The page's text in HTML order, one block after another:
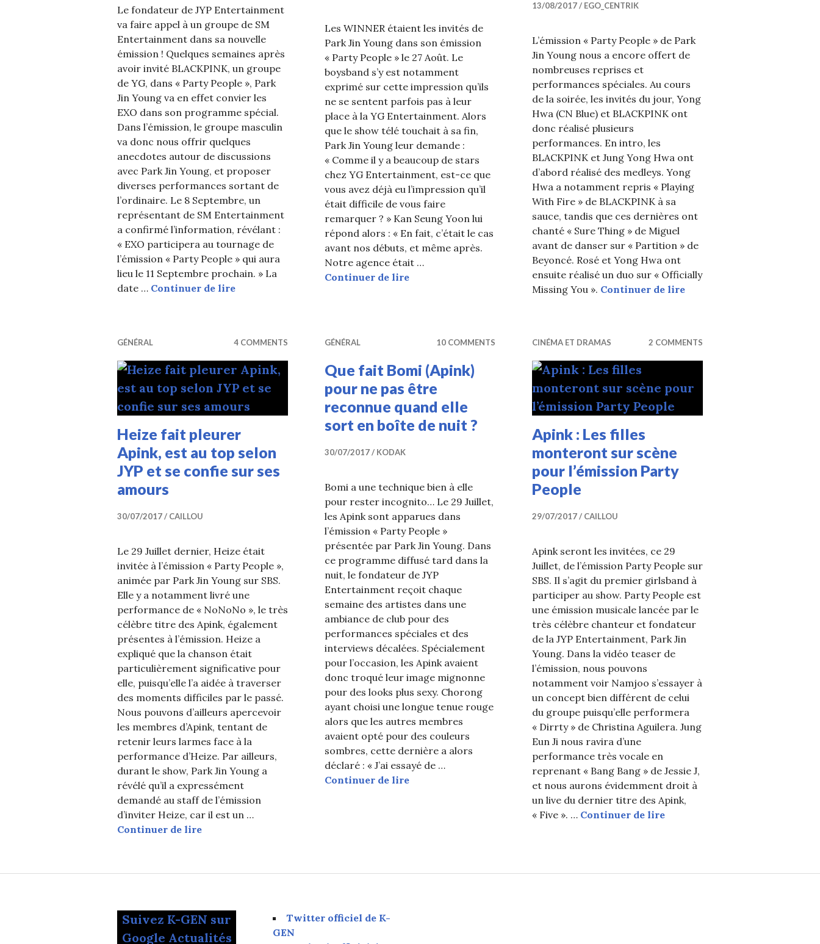
Le fondateur de JYP Entertainment
va faire appel à un groupe de SM
Entertainment dans sa nouvelle
émission ! Quelques semaines après
avoir invité BLACKPINK, un groupe
de YG, dans « Party People », Park
Jin Young va en effet convier les
EXO dans son programme spécial.
Dans l’émission, le groupe masculin
va donc nous offrir quelques
anecdotes autour de discussions
avec Park Jin Young, et proposer
diverses performances sortant de
l’ordinaire. Le 8 Septembre, un
représentant de SM Entertainment
a confirmé l’information, révélant :
« EXO participera au tournage de
l’émission « Party People » qui aura
lieu le 11 Septembre prochain. » La
date … Continuer de lireLes EXO vont rencontrer Park Jin Young dans « Party People »
Les WINNER étaient les invités de
Park Jin Young dans son émission
« Party People » le 27 Août. Le
boysband s’y est notamment
exprimé sur cette impression qu’ils
ne se sentent parfois pas à leur
place à la YG Entertainment. Alors
que le show télé touchait à sa fin,
Park Jin Young leur demande :
« Comme il y a beaucoup de stars
chez YG Entertainment, est-ce que
vous avez déjà eu l’impression qu’il
était difficile de vous faire
remarquer ? » Kan Seung Yoon lui
répond alors : « En fait, c’était le cas
avant nos débuts, et même après.
Notre agence était …
Continuer de lireWINNER : « Nous étions comme les vilains petits canards et c’était vraiment
13/08/2017 EGO_CENTRIK
L’émission « Party People » de Park
Jin Young nous a encore offert de
nombreuses reprises et
performances spéciales. Au cours
de la soirée, les invités du jour, Yong
Hwa (CN Blue) et BLACKPINK ont
donc réalisé plusieurs
performances. En intro, les
BLACKPINK et Jung Yong Hwa ont
d’abord réalisé des medleys. Yong
Hwa a notamment repris « Playing
With Fire » de BLACKPINK à sa
sauce, tandis que ces dernières ont
chanté « Sure Thing » de Miguel
avant de danser sur « Partition » de
Beyoncé. Rosé et Yong Hwa ont
ensuite réalisé un duo sur « Officially
Missing You ». Continuer de lireParty People :
GÉNÉRAL 4 COMMENTS
Heize fait pleurer
Apink, est au top selon
JYP et se confie sur ses
amours
30/07/2017 CAILLOU
Le 29 Juillet dernier, Heize était
invitée à l’émission « Party People »,
animée par Park Jin Young sur SBS.
Elle y a notamment livré une
performance de « NoNoNo », le très
célèbre titre des Apink, également
présentes à l’émission. Heize a
expliqué que la chanson était
particulièrement significative pour
elle, puisqu’elle l’a aidée à traverser
des moments difficiles par le passé.
Nous pouvons d’ailleurs apercevoir
les membres d’Apink, tentant de
retenir leurs larmes face à la
performance d’Heize. Par ailleurs,
durant le show, Park Jin Young a
révélé qu’il a expressément
demandé au staff de l’émission
d’inviter Heize, car il est un …
Continuer de lireHeize fait pleurer Apink, est au top selon JYP et se confie sur ses amours
GÉNÉRAL 10 COMMENTS
Que fait Bomi (Apink)
pour ne pas être
reconnue quand elle
sort en boîte de nuit ?
30/07/2017 KODAK
Bomi a une technique bien à elle
pour rester incognito… Le 29 Juillet,
les Apink sont apparues dans
l’émission « Party People »
présentée par Park Jin Young. Dans
ce programme diffusé tard dans la
nuit, le fondateur de JYP
Entertainment reçoit chaque
semaine des artistes dans une
ambiance de club pour des
performances spéciales et des
interviews décalées. Spécialement
pour l’occasion, les Apink avaient
donc troqué leur image mignonne
pour des looks plus sexy. Chorong
ayant choisi une longue tenue rouge
alors que les autres membres
avaient opté pour des couleurs
sombres, cette dernière a alors
déclaré : « J’ai essayé de …
Continuer de lireQue fait Bomi (Apink) pour ne pas être reconnue quand elle sort en boîte de nuit ?
CINÉMA ET DRAMAS 2 COMMENTS
Apink : Les filles
monteront sur scène
pour l’émission Party
People
29/07/2017 CAILLOU
Apink seront les invitées, ce 29
Juillet, de l’émission Party People sur
SBS. Il s’agit du premier girlsband à
participer au show. Party People est
une émission musicale lancée par le
très célèbre chanteur et fondateur
de la JYP Entertainment, Park Jin
Young. Dans la vidéo teaser de
l’émission, nous pouvons
notamment voir Namjoo s’essayer à
un concept bien différent de celui
du groupe puisqu’elle performera
« Dirrty » de Christina Aguilera. Jung
Eun Ji nous ravira d’une
performance très vocale en
reprenant « Bang Bang » de Jessie J,
et nous aurons évidemment droit à
un live du dernier titre des Apink,
« Five ». … Continuer de lireApink : Les filles monteront
Suivez K-GEN sur
Google Actualités
Twitter officiel de K-
GEN